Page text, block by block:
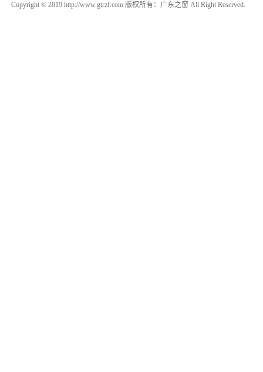
Copyright © 2019 http://www.gtrzf.com 版权所有：广东之窗 All Right Reserved.